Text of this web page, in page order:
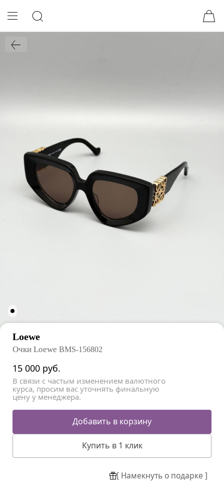
Loewe
Очки Loewe BMS-156802
15 000 руб.
В связи с частым изменением валютного
курса, просим вас уточнять финальную
цену у менеджера.
Добавить в корзину
Купить в 1 клик
[ Намекнуть о подарке ]